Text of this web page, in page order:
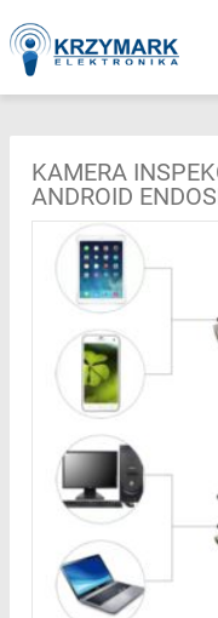
KAMERA
ANDROID